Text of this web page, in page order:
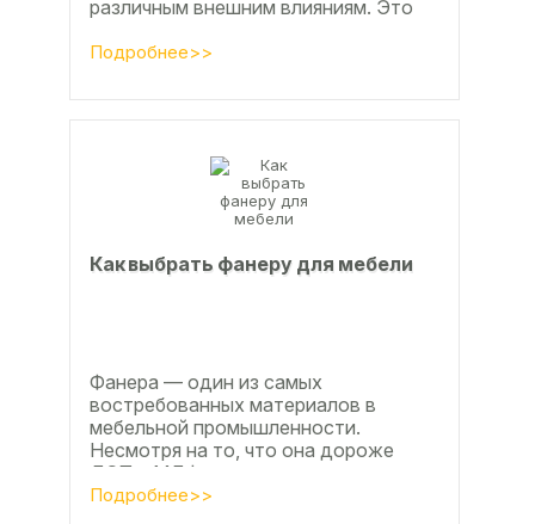
различным внешним влияниям. Это
расширении, растрескивании,...
Подробнее>>
Как выбрать фанеру для мебели
Фанера — один из самых
востребованных материалов в
мебельной промышленности.
Несмотря на то, что она дороже
ДСП и МДФ , ее очень часто
используют для изготовления...
Подробнее>>